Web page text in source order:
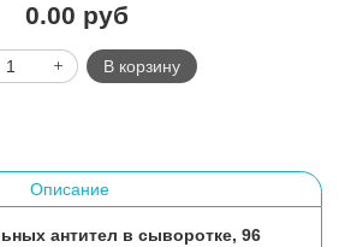
0.00 руб
В корзину
Описание
антител в сыворотке, 96